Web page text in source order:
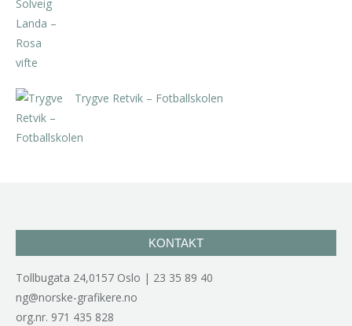
Trygve Retvik – Fotballskolen
KONTAKT
Tollbugata 24,0157 Oslo | 23 35 89 40
ng@norske-grafikere.no
org.nr. 971 435 828